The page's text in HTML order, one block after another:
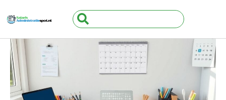
naar
inhoud
Search
...